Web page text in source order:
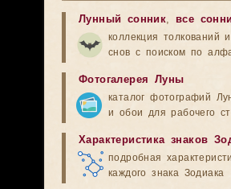
Лунный сонник, все
коллекция толкований
снов с поиском по
Фотогалерея Луны
каталог фотографий
и обои для рабочего
Характеристика знаков
подробная
каждого знака Зодиака